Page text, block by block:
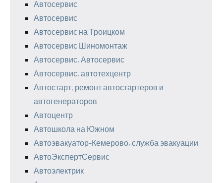
Автосервис
Автосервис
Автосервис на Троицком
Автосервис Шиномонтаж
Автосервис, Автосервис
Автосервис, автотехцентр
Автостарт, ремонт автостартеров и
автогенераторов
Автоцентр
Автошкола на Южном
Автоэвакуатор-Кемерово, служба эвакуации
АвтоЭкспертСервис
Автоэлектрик